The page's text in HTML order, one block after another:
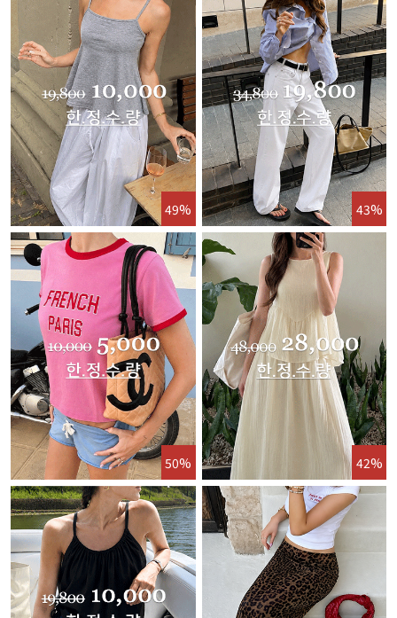
49% 43%
50% 42%